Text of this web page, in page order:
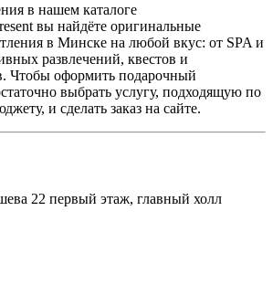
в нашем каталоге
вы найдёте оригинальные
в Минске на любой вкус: от SPA и
развлечений, квестов и
Чтобы оформить подарочный
выбрать услугу, подходящую по
и сделать заказ на сайте.
22 первый этаж, главный холл